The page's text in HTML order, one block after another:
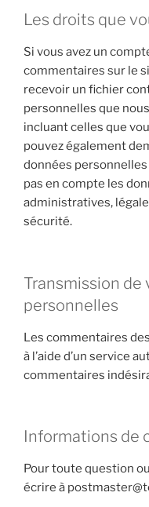
Les droits que
Si vous avez un
commentaires sur le
recevoir un fichier
personnelles que
incluant celles que
pouvez également
données
pas en compte les
administratives,
sécurité.
Transmission de
personnelles
Les commentaires
à l’aide d’un service
commentaires
Informations de
Pour toute question
écrire à